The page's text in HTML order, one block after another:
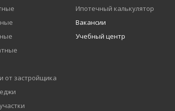
от застройщика
Ипотечный калькулятор
Вакансии
Учебный центр